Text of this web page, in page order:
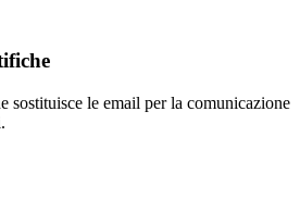
sostituisce le email per la comunicazione